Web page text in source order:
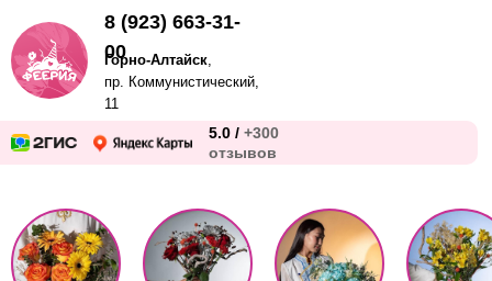
5.0 / +300
отзывов
Горно-Алтайск,
пр. Коммунистический,
11
8 (923) 663-31-
00